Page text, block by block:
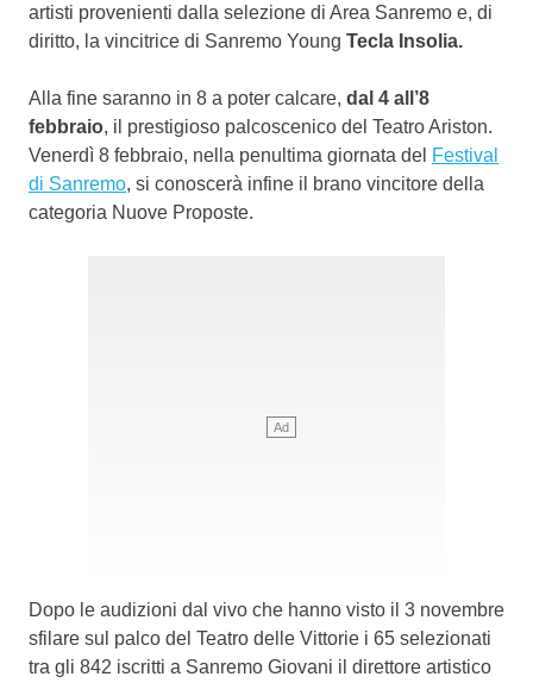
artisti provenienti dalla selezione di Area Sanremo e, di
diritto, la vincitrice di Sanremo Young Tecla Insolia.
Alla fine saranno in 8 a poter calcare, dal 4 all’8
febbraio, il prestigioso palcoscenico del Teatro Ariston.
Venerdì 8 febbraio, nella penultima giornata del Festival
di Sanremo, si conoscerà infine il brano vincitore della
categoria Nuove Proposte.
Dopo le audizioni dal vivo che hanno visto il 3 novembre
sfilare sul palco del Teatro delle Vittorie i 65 selezionati
tra gli 842 iscritti a Sanremo Giovani il direttore artistico